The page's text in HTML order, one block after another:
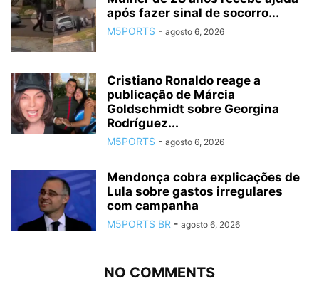
após fazer sinal de socorro...
M5PORTS - agosto 6, 2026
Cristiano Ronaldo reage a
publicação de Márcia
Goldschmidt sobre Georgina
Rodríguez...
M5PORTS - agosto 6, 2026
Mendonça cobra explicações de
Lula sobre gastos irregulares
com campanha
M5PORTS BR - agosto 6, 2026
NO COMMENTS